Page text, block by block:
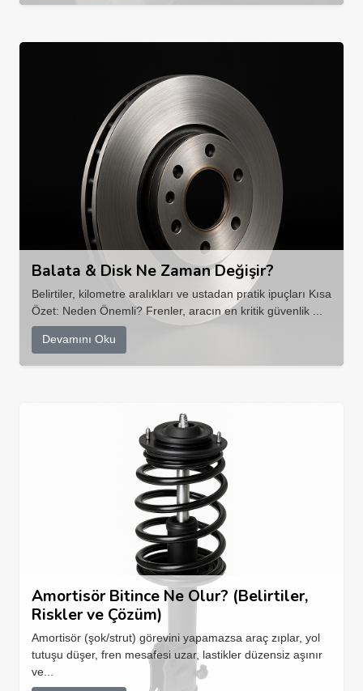
Balata & Disk Ne Zaman Değişir?
Belirtiler, kilometre aralıkları ve ustadan pratik ipuçları Kısa
Özet: Neden Önemli? Frenler, aracın en kritik güvenlik ...
Devamını Oku
Amortisör Bitince Ne Olur? (Belirtiler,
Riskler ve Çözüm)
Amortisör (şok/strut) görevini yapamazsa araç zıplar, yol
tutuşu düşer, fren mesafesi uzar, lastikler düzensiz aşınır
ve...